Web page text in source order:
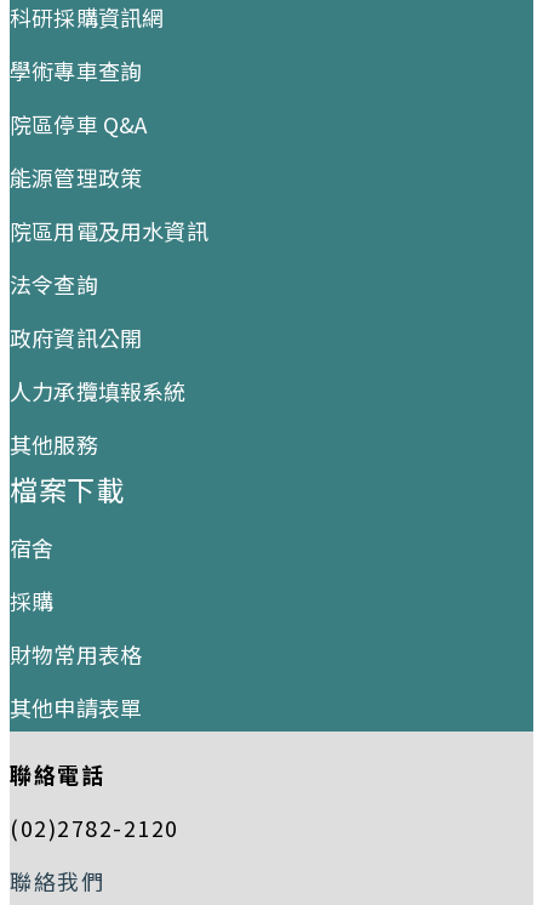
科研採購資訊網
學術專車查詢
院區停車 Q&A
能源管理政策
院區用電及用水資訊
法令查詢
政府資訊公開
人力承攬填報系統
其他服務
檔案下載
宿舍
採購
財物常用表格
其他申請表單
聯絡電話
(02)2782-2120
聯絡我們